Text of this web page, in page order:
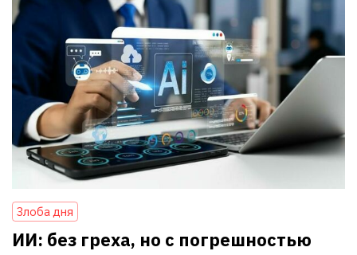
Злоба дня
ИИ: без греха, но с погрешностью